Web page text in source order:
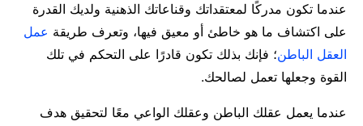
عندما تكون مدركًا لمعتقداتك وقناعاتك الذهنية ولديك القدرة
على اكتشاف ما هو خاطئ أو معيق فيها، وتعرف طريقة عمل
العقل الباطن؛ فإنك بذلك تكون قادرًا على التحكم في تلك
القوة وجعلها تعمل لصالحك.
عندما يعمل عقلك الباطن وعقلك الواعي معًا لتحقيق هدف